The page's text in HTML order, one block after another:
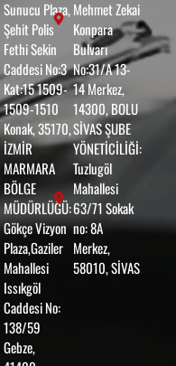
Sunucu Plaza,
Şehit Polis
Fethi Sekin
Caddesi No:3
Kat:15 1509-
1509-1510
Konak, 35170,
İZMİR
MARMARA
BÖLGE
MÜDÜRLÜĞÜ:
Gökçe Vizyon
Plaza,Gaziler
Mahallesi
Issıkgöl
Caddesi No:
138/59
Gebze,
Mehmet Zekai
Konpara
Bulvarı
No:31/A 13-
14 Merkez,
14300, BOLU
SİVAS ŞUBE
YÖNETİCİLİĞİ:
Tuzlugöl
Mahallesi
63/71 Sokak
no: 8A
Merkez,
58010, SİVAS